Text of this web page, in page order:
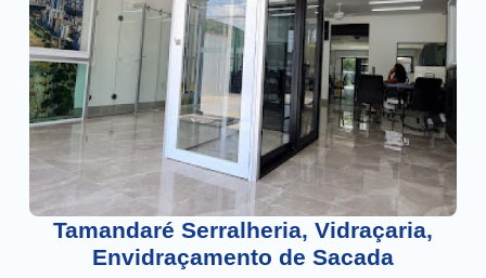
Tamandaré Serralheria, Vidraçaria,
Envidraçamento de Sacada